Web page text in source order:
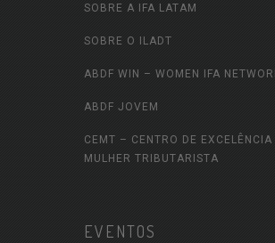
SOBRE A IFA LATAM
SOBRE O ILADT
ABDF WIN – WOMEN IFA
ABDF JOVEM
CEMT – CENTRO DE EXCELÊNCIA
MULHER TRIBUTARISTA
EVENTOS